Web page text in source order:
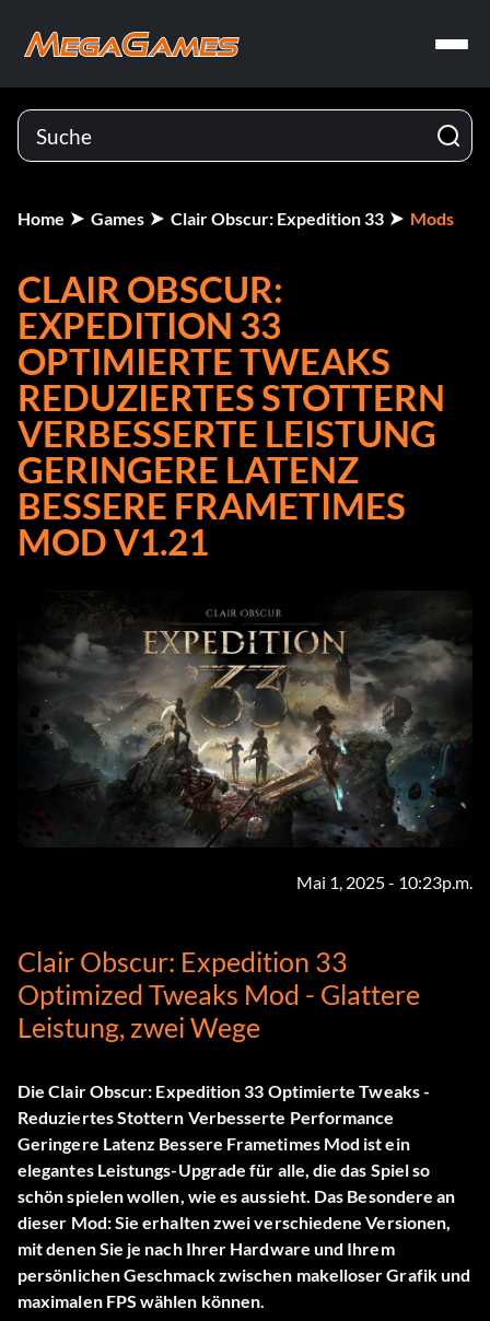
Home Games Clair Obscur: Expedition 33 Mods
CLAIR OBSCUR:
EXPEDITION 33
OPTIMIERTE TWEAKS
REDUZIERTES STOTTERN
VERBESSERTE LEISTUNG
GERINGERE LATENZ
BESSERE FRAMETIMES
MOD V1.21
Mai 1, 2025 - 10:23p.m.
Clair Obscur: Expedition 33
Optimized Tweaks Mod - Glattere
Leistung, zwei Wege
DieClair Obscur: Expedition 33 Optimierte Tweaks -
Reduziertes Stottern Verbesserte Performance
Geringere Latenz Bessere Frametimes Mod ist ein
elegantes Leistungs-Upgrade für alle, die das Spiel so
schön spielen wollen, wie es aussieht. Das Besondere an
dieser Mod: Sie erhalten zwei verschiedene Versionen,
mit denen Sie je nach Ihrer Hardware und Ihrem
persönlichen Geschmack zwischen makelloser Grafik und
maximalen FPS wählen können.